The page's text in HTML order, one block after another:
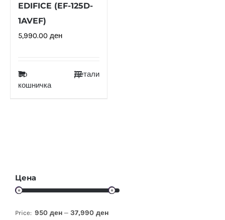
EDIFICE (EF-125D-
1AVEF)
5,990.00 ден
Во
кошничка
Детали
Цена
Price: 950 ден — 37,990 ден